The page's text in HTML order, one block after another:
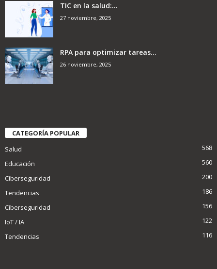
TIC en la salud:...
27 noviembre, 2025
RPA para optimizar tareas...
26 noviembre, 2025
CATEGORÍA POPULAR
Salud
568
Educación
560
Ciberseguridad
200
Tendencias
186
Ciberseguridad
156
IoT / IA
122
Tendencias
116